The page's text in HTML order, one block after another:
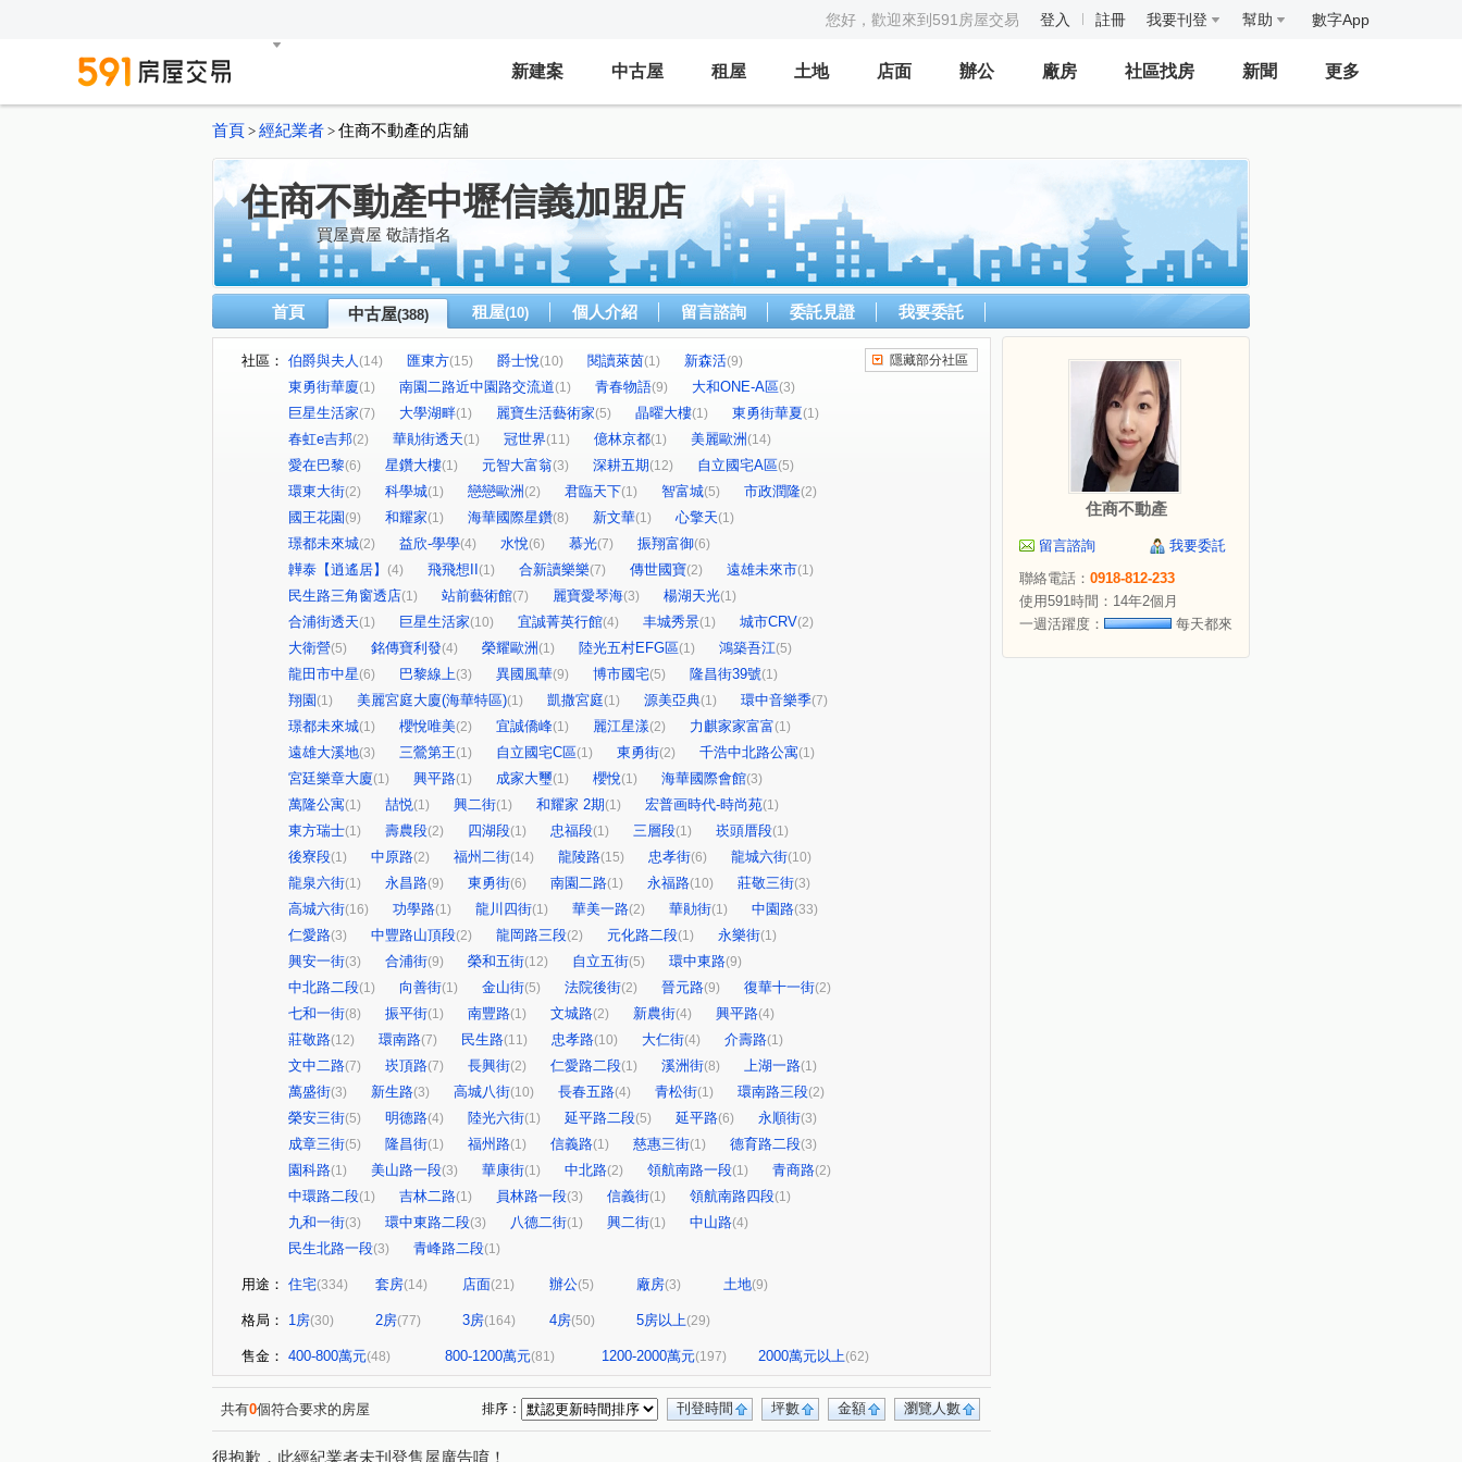
您好，歡迎來到591房屋交易 登入 註冊 我要刊登 幫助 數字App
新建案 中古屋 租屋 土地 店面 辦公 廠房 社區找房 新聞 更多
首頁 > 經紀業者 > 住商不動產的店舖
住商不動產中壢信義加盟店
買屋賣屋 敬請指名
首頁 中古屋(388) 租屋(10) 個人介紹 留言諮詢 委託見證 我要委託
社區： 伯爵與夫人(14) 匯東方(15) 爵士悅(10) 閱讀萊茵(1) 新森活(9)
東勇街華廈(1) 南園二路近中園路交流道(1) 青春物語(9) 大和ONE-A區(3)
巨星生活家(7) 大學湖畔(1) 麗寶生活藝術家(5) 晶曜大樓(1) 東勇街華夏(1)
春虹e吉邦(2) 華勛街透天(1) 冠世界(11) 億林京都(1) 美麗歐洲(14)
愛在巴黎(6) 星鑽大樓(1) 元智大富翁(3) 深耕五期(12) 自立國宅A區(5)
環東大街(2) 科學城(1) 戀戀歐洲 (2) 君臨天下(1) 智富城(5) 市政潤隆(2)
國王花園 (9) 和耀家(1) 海華國際星鑽(8) 新文華(1) 心擎天(1)
璟都未來城(2) 益欣-學學(4) 水悅(6) 慕光(7) 振翔富御(6)
韡泰【逍遙居】 (4) 飛飛想II (1) 合新讀樂樂(7) 傳世國寶(2) 遠雄未來市(1)
民生路三角窗透店(1) 站前藝術館(7) 麗寶愛琴海(3) 楊湖天光(1)
合浦街透天(1) 巨星生活家(10) 宜誠菁英行館(4) 丰城秀景(1) 城市CRV(2)
大衛營(5) 銘傳寶利發(4) 榮耀歐洲 (1) 陸光五村EFG區(1) 鴻築吾江(5)
龍田市中星(6) 巴黎線上(3) 異國風華(9) 博市國宅(5) 隆昌街39號(1)
翔園 (1) 美麗宮庭大廈(海華特區)(1) 凱撒宮庭(1) 源美亞典(1) 環中音樂季(7)
璟都未來城(1) 櫻悅唯美(2) 宜誠僑峰(1) 麗江星漾(2) 力麒家家富富(1)
遠雄大溪地(3) 三鶯第王(1) 自立國宅C區(1) 東勇街(2) 千浩中北路公寓(1)
宮廷樂章大廈(1) 興平路(1) 成家大璽(1) 櫻悅(1) 海華國際會館(3)
萬隆公寓(1) 喆悦(1) 興二街(1) 和耀家 2期(1) 宏普画時代-時尚苑(1)
東方瑞士(1) 壽農段(2) 四湖段(1) 忠福段(1) 三層段(1) 崁頭厝段(1)
後寮段(1) 中原路(2) 福州二街(14) 龍陵路(15) 忠孝街(6) 龍城六街(10)
龍泉六街(1) 永昌路(9) 東勇街(6) 南園二路(1) 永福路(10) 莊敬三街(3)
高城六街(16) 功學路(1) 龍川四街(1) 華美一路(2) 華勛街(1) 中園路(33)
仁愛路(3) 中豐路山頂段(2) 龍岡路三段(2) 元化路二段(1) 永樂街(1)
興安一街(3) 合浦街(9) 榮和五街(12) 自立五街(5) 環中東路(9)
中北路二段(1) 向善街(1) 金山街(5) 法院後街(2) 晉元路(9) 復華十一街(2)
七和一街(8) 振平街(1) 南豐路(1) 文城路(2) 新農街(4) 興平路(4)
莊敬路(12) 環南路(7) 民生路(11) 忠孝路(10) 大仁街(4) 介壽路(1)
文中二路(7) 崁頂路(7) 長興街(2) 仁愛路二段(1) 溪洲街(8) 上湖一路(1)
萬盛街(3) 新生路(3) 高城八街(10) 長春五路(4) 青松街(1) 環南路三段(2)
榮安三街(5) 明德路(4) 陸光六街(1) 延平路二段(5) 延平路(6) 永順街(3)
成章三街(5) 隆昌街(1) 福州路(1) 信義路(1) 慈惠三街(1) 德育路二段(3)
園科路(1) 美山路一段(3) 華康街(1) 中北路(2) 領航南路一段(1) 青商路(2)
中環路二段(1) 吉林二路(1) 員林路一段(3) 信義街(1) 領航南路四段(1)
九和一街(3) 環中東路二段(3) 八德二街(1) 興二街(1) 中山路(4)
民生北路一段(3) 青峰路二段(1)
隱藏部分社區
用途： 住宅(334) 套房(14) 店面(21) 辦公(5) 廠房(3) 土地(9)
格局： 1房(30) 2房(77) 3房(164) 4房(50) 5房以上(29)
售金： 400-800萬元(48) 800-1200萬元(81) 1200-2000萬元(197) 2000萬元以上(62)
共有0個符合要求的房屋 瀏覽人數
金額
坪數
刊登時間
排序：
很抱歉，此經紀業者未刊登售屋廣告唷！
住商不動產
留言諮詢
我要委託
聯絡電話： 0918-812-233
使用591時間：14年2個月
一週活躍度：
每天都來